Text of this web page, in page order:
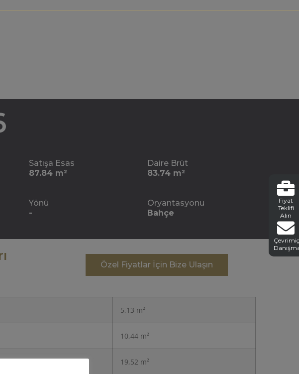
Fiyat
Teklifi
Alın
Satışa Esas
87.84 m²
Daire Brüt
83.74 m²
Yönü
-
Oryantasyonu
Bahçe
Özel Fiyatlar İçin Bize Ulaşın
5,13 m²
10,44 m²
19,52 m²